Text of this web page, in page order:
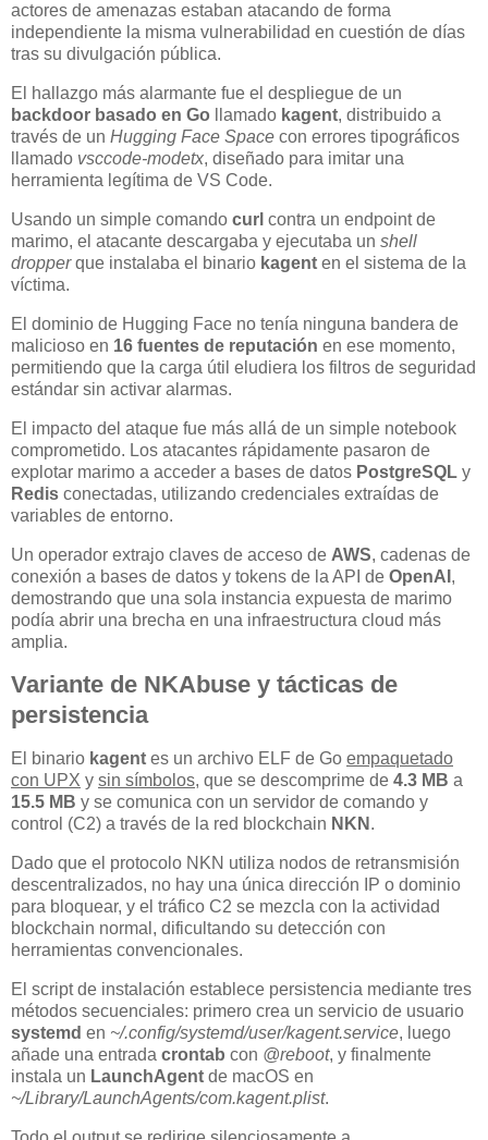
actores de amenazas estaban atacando de forma
independiente la misma vulnerabilidad en cuestión de días
tras su divulgación pública.
El hallazgo más alarmante fue el despliegue de un
backdoor basado en Go llamado kagent, distribuido a
través de un Hugging Face Space con errores tipográficos
llamado vsccode-modetx, diseñado para imitar una
herramienta legítima de VS Code.
Usando un simple comando curl contra un endpoint de
marimo, el atacante descargaba y ejecutaba un shell
dropperque instalaba el binario kagent en el sistema de la
víctima.
El dominio de Hugging Face no tenía ninguna bandera de
malicioso en 16 fuentes de reputación en ese momento,
permitiendo que la carga útil eludiera los filtros de seguridad
estándar sin activar alarmas.
El impacto del ataque fue más allá de un simple notebook
comprometido. Los atacantes rápidamente pasaron de
explotar marimo a acceder a bases de datos PostgreSQL y
Redis conectadas, utilizando credenciales extraídas de
variables de entorno.
Un operador extrajo claves de acceso de AWS, cadenas de
conexión a bases de datos y tokens de la API de OpenAI ,
demostrando que una sola instancia expuesta de marimo
podía abrir una brecha en una infraestructura cloud más
amplia.
Variante de NKAbuse y tácticas de
persistencia
El binario kagent es un archivo ELF de Go empaquetado
con UPX y sin símbolos, que se descomprime de 4.3 MB a
15.5 MB y se comunica con un servidor de comando y
control (C2) a través de la red blockchain NKN .
Dado que el protocolo NKN utiliza nodos de retransmisión
descentralizados, no hay una única dirección IP o dominio
para bloquear, y el tráfico C2 se mezcla con la actividad
blockchain normal, dificultando su detección con
herramientas convencionales.
El script de instalación establece persistencia mediante tres
métodos secuenciales: primero crea un servicio de usuario
systemd en ~/.config/systemd/user/kagent.service, luego
añade una entrada crontab con @reboot, y finalmente
instala un LaunchAgent de macOS en
~/Library/LaunchAgents/com.kagent.plist.